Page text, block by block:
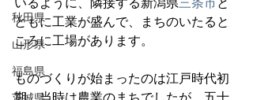
秋田県
山形県
福島県
ともに工業が盛んで、まちのいたると
ころに工場があります。
ものづくりが始まったのは江戸時代初